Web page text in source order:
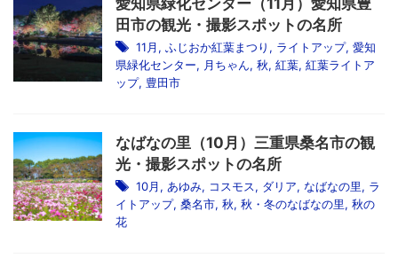
愛知県緑化センター（11月）愛知県豊
田市の観光・撮影スポットの名所
11月, ふじおか紅葉まつり , ライトアップ, 愛知
県緑化センター, 月ちゃん, 秋, 紅葉, 紅葉ライトア
ップ, 豊田市
なばなの里（10月）三重県桑名市の観
光・撮影スポットの名所
10月, あゆみ, コスモス, ダリア, なばなの里, ラ
イトアップ, 桑名市, 秋, 秋・冬のなばなの里, 秋の
花